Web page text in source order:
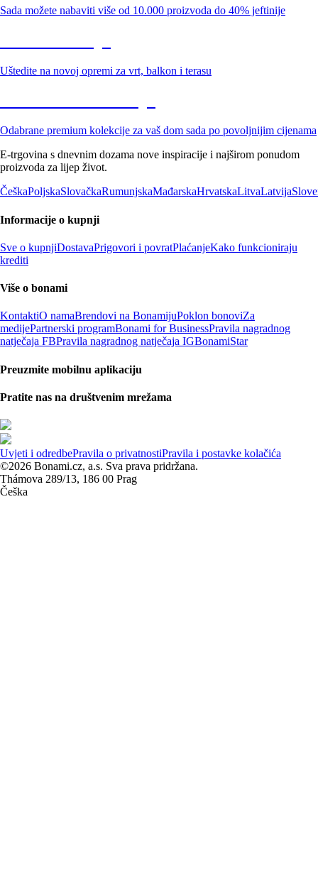
Sada možete nabaviti više od 10.000 proizvoda do 40% jeftinije
Uštedite na novoj opremi za vrt, balkon i terasu
Odabrane premium kolekcije za vaš dom sada po povoljnijim cijenama
E-trgovina s dnevnim dozama nove inspiracije i najširom ponudom
proizvoda za lijep život.
ČeškaPoljskaSlovačkaRumunjskaMađarskaHrvatskaLitvaLatvija
Informacije o kupnji
Sve o kupnjiDostavaPrigovori i povratPlaćanjeKako funkcioniraju
krediti
Više o bonami
KontaktiO namaBrendovi na BonamijuPoklon bonoviZa
medijePartnerski programBonami for BusinessPravila nagradnog
natječaja FBPravila nagradnog natječaja IGBonamiStar
Preuzmite mobilnu aplikaciju
Pratite nas na društvenim mrežama
Uvjeti i odredbePravila o privatnostiPravila i postavke kolačića
©2026 Bonami.cz, a.s. Sva prava pridržana.
Thámova 289/13, 186 00 Prag
Češka